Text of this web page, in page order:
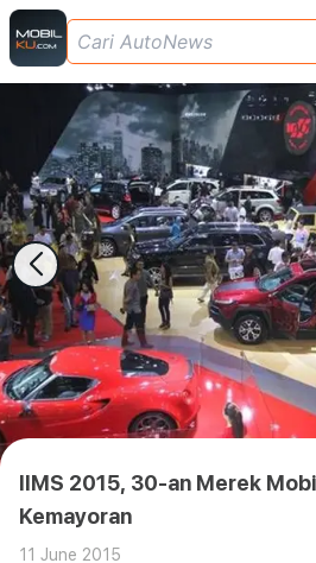
IIMS 2015, 30-an Merek
Kemayoran
11 June 2015